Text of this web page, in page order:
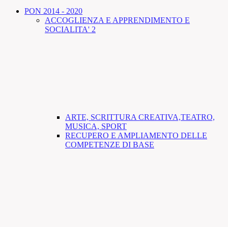
PON 2014 - 2020
ACCOGLIENZA E APPRENDIMENTO E
SOCIALITA' 2
ARTE, SCRITTURA CREATIVA,TEATRO,
MUSICA, SPORT
RECUPERO E AMPLIAMENTO DELLE
COMPETENZE DI BASE